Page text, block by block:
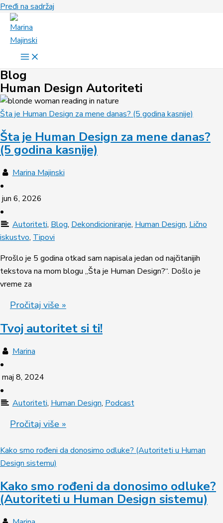
Pređi na sadržaj
Blog
Human Design Autoriteti
Šta je Human Design za mene danas? (5 godina kasnije)
Šta je Human Design za mene danas?
(5 godina kasnije)
Marina Majinski
•
jun 6, 2026
•
Autoriteti, Blog, Dekondicioniranje, Human Design, Lično
iskustvo, Tipovi
Prošlo je 5 godina otkad sam napisala jedan od najčitanijih
tekstova na mom blogu „Šta je Human Design?“. Došlo je
vreme za
Pročitaj više »
Tvoj autoritet si ti!
Marina
•
maj 8, 2024
•
Autoriteti, Human Design, Podcast
Pročitaj više »
Kako smo rođeni da donosimo odluke? (Autoriteti u Human
Design sistemu)
Kako smo rođeni da donosimo odluke?
(Autoriteti u Human Design sistemu)